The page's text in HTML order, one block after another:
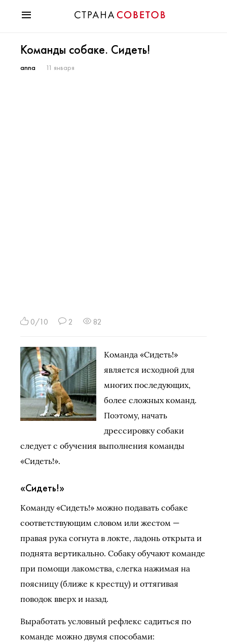
Мода
Звезды
Команды собаке. Сидеть!
anna 11 января
0/10 2 82
Команда «Сидеть!»
является исходной для
многих последующих,
более сложных команд.
Поэтому, начать
дрессировку собаки
следует с обучения выполнения команды
«Сидеть!».
«Сидеть!»
Команду «Сидеть!» можно подавать собаке
соответствующим словом или жестом —
правая рука согнута в локте, ладонь открыта и
поднята вертикально. Собаку обучают команде
при помощи лакомства, слегка нажимая на
поясницу (ближе к крестцу) и оттягивая
поводок вверх и назад.
Выработать условный рефлекс садиться по
команде можно двумя способами: